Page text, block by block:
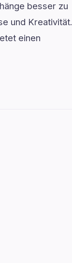
besser zu
und Kreativität.
einen